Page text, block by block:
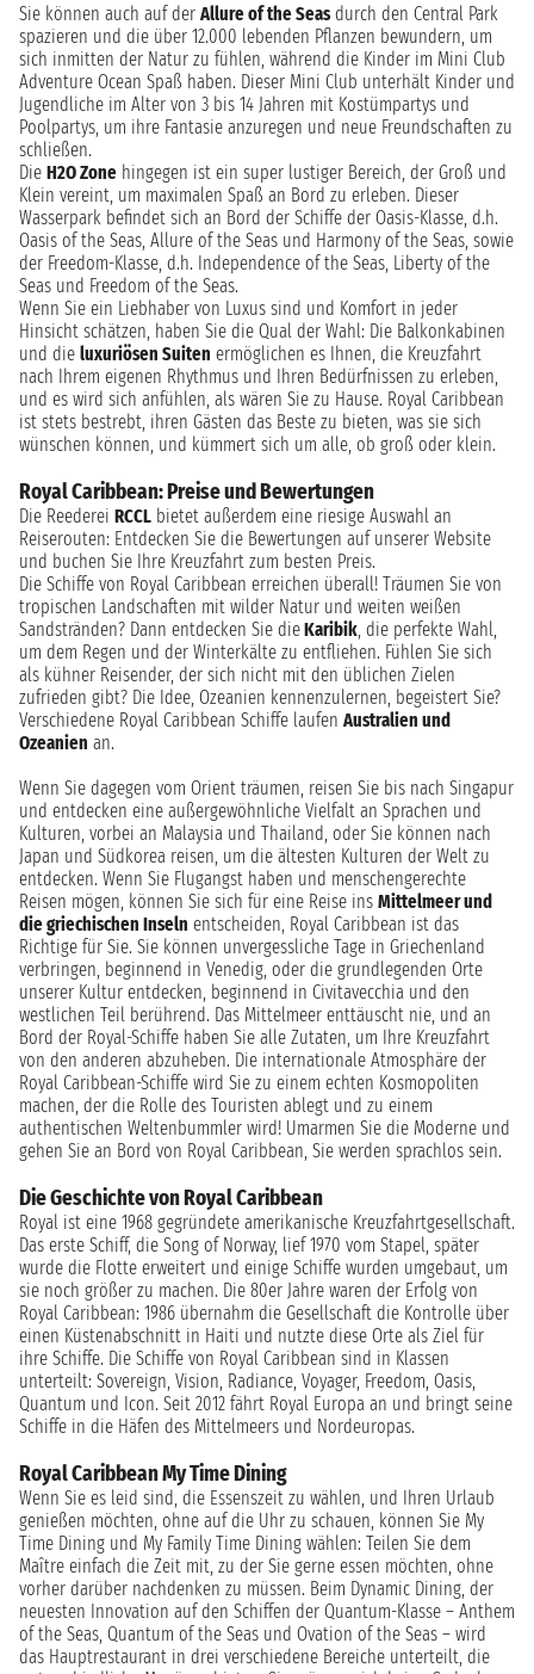
Sie können auch auf der Allure of the Seasdurch den Central Park
spazieren und die über 12.000 lebenden Pflanzen bewundern, um
sich inmitten der Natur zu fühlen, während die Kinder im Mini Club
Adventure Ocean Spaß haben. Dieser Mini Club unterhält Kinder und
Jugendliche im Alter von 3 bis 14 Jahren mit Kostümpartys und
Poolpartys, um ihre Fantasie anzuregen und neue Freundschaften zu
schließen.
Die H2O Zone hingegen ist ein super lustiger Bereich, der Groß und
Klein vereint, um maximalen Spaß an Bord zu erleben. Dieser
Wasserpark befindet sich an Bord der Schiffe der Oasis-Klasse, d.h.
Oasis of the Seas, Allure of the Seas und Harmony of the Seas, sowie
der Freedom-Klasse, d.h. Independence of the Seas, Liberty of the
Seas und Freedom of the Seas.
Wenn Sie ein Liebhaber von Luxus sind und Komfort in jeder
Hinsicht schätzen, haben Sie die Qual der Wahl: Die Balkonkabinen
und die luxuriösen Suiten ermöglichen es Ihnen, die Kreuzfahrt
nach Ihrem eigenen Rhythmus und Ihren Bedürfnissen zu erleben,
und es wird sich anfühlen, als wären Sie zu Hause. Royal Caribbean
ist stets bestrebt, ihren Gästen das Beste zu bieten, was sie sich
wünschen können, und kümmert sich um alle, ob groß oder klein.
Royal Caribbean: Preise und Bewertungen
Die Reederei RCCL bietet außerdem eine riesige Auswahl an
Reiserouten: Entdecken Sie die Bewertungen auf unserer Website
und buchen Sie Ihre Kreuzfahrt zum besten Preis.
Die Schiffe von Royal Caribbean erreichen überall! Träumen Sie von
tropischen Landschaften mit wilder Natur und weiten weißen
Sandstränden? Dann entdecken Sie dieKaribik , die perfekte Wahl,
um dem Regen und der Winterkälte zu entfliehen. Fühlen Sie sich
als kühner Reisender, der sich nicht mit den üblichen Zielen
zufrieden gibt? Die Idee, Ozeanien kennenzulernen, begeistert Sie?
Verschiedene Royal Caribbean Schiffe laufen Australien und
Ozeanien an.
Wenn Sie dagegen vom Orient träumen, reisen Sie bis nach Singapur
und entdecken eine außergewöhnliche Vielfalt an Sprachen und
Kulturen, vorbei an Malaysia und Thailand, oder Sie können nach
Japan und Südkorea reisen, um die ältesten Kulturen der Welt zu
entdecken. Wenn Sie Flugangst haben und menschengerechte
Reisen mögen, können Sie sich für eine Reise ins Mittelmeer und
die griechischen Inseln entscheiden, Royal Caribbean ist das
Richtige für Sie. Sie können unvergessliche Tage in Griechenland
verbringen, beginnend in Venedig, oder die grundlegenden Orte
unserer Kultur entdecken, beginnend in Civitavecchia und den
westlichen Teil berührend. Das Mittelmeer enttäuscht nie, und an
Bord der Royal-Schiffe haben Sie alle Zutaten, um Ihre Kreuzfahrt
von den anderen abzuheben. Die internationale Atmosphäre der
Royal Caribbean-Schiffe wird Sie zu einem echten Kosmopoliten
machen, der die Rolle des Touristen ablegt und zu einem
authentischen Weltenbummler wird! Umarmen Sie die Moderne und
gehen Sie an Bord von Royal Caribbean, Sie werden sprachlos sein.
Die Geschichte von Royal Caribbean
Royal ist eine 1968 gegründete amerikanische Kreuzfahrtgesellschaft.
Das erste Schiff, die Song of Norway, lief 1970 vom Stapel, später
wurde die Flotte erweitert und einige Schiffe wurden umgebaut, um
sie noch größer zu machen. Die 80er Jahre waren der Erfolg von
Royal Caribbean: 1986 übernahm die Gesellschaft die Kontrolle über
einen Küstenabschnitt in Haiti und nutzte diese Orte als Ziel für
ihre Schiffe. Die Schiffe von Royal Caribbean sind in Klassen
unterteilt: Sovereign, Vision, Radiance, Voyager, Freedom, Oasis,
Quantum und Icon. Seit 2012 fährt Royal Europa an und bringt seine
Schiffe in die Häfen des Mittelmeers und Nordeuropas.
Royal Caribbean My Time Dining
Wenn Sie es leid sind, die Essenszeit zu wählen, und Ihren Urlaub
genießen möchten, ohne auf die Uhr zu schauen, können Sie My
Time Dining und My Family Time Dining wählen: Teilen Sie dem
Maître einfach die Zeit mit, zu der Sie gerne essen möchten, ohne
vorher darüber nachdenken zu müssen. Beim Dynamic Dining, der
neuesten Innovation auf den Schiffen der Quantum-Klasse – Anthem
of the Seas, Quantum of the Seas und Ovation of the Seas – wird
das Hauptrestaurant in drei verschiedene Bereiche unterteilt, die